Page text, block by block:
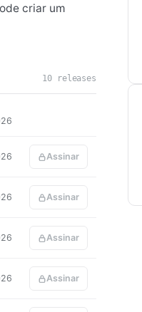
criar um
10 releases
Assinar
Assinar
Assinar
Assinar